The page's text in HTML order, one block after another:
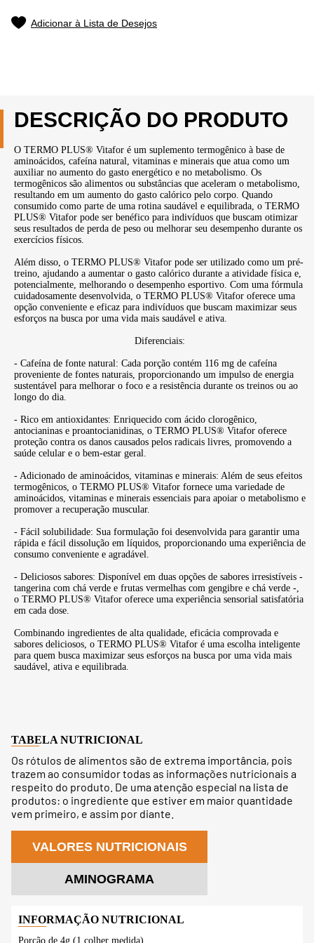
Adicionar à Lista de Desejos
DESCRIÇÃO DO PRODUTO
O TERMO PLUS® Vitafor é um suplemento termogênico à base de
aminoácidos, cafeína natural, vitaminas e minerais que atua como um
auxiliar no aumento do gasto energético e no metabolismo. Os
termogênicos são alimentos ou substâncias que aceleram o metabolismo,
resultando em um aumento do gasto calórico pelo corpo. Quando
consumido como parte de uma rotina saudável e equilibrada, o TERMO
PLUS® Vitafor pode ser benéfico para indivíduos que buscam otimizar
seus resultados de perda de peso ou melhorar seu desempenho durante os
exercícios físicos.
Além disso, o TERMO PLUS® Vitafor pode ser utilizado como um pré-
treino, ajudando a aumentar o gasto calórico durante a atividade física e,
potencialmente, melhorando o desempenho esportivo. Com uma fórmula
cuidadosamente desenvolvida, o TERMO PLUS® Vitafor oferece uma
opção conveniente e eficaz para indivíduos que buscam maximizar seus
esforços na busca por uma vida mais saudável e ativa.
Diferenciais:
- Cafeína de fonte natural: Cada porção contém 116 mg de cafeína
proveniente de fontes naturais, proporcionando um impulso de energia
sustentável para melhorar o foco e a resistência durante os treinos ou ao
longo do dia.
- Rico em antioxidantes: Enriquecido com ácido clorogênico,
antocianinas e proantocianidinas, o TERMO PLUS® Vitafor oferece
proteção contra os danos causados pelos radicais livres, promovendo a
saúde celular e o bem-estar geral.
- Adicionado de aminoácidos, vitaminas e minerais: Além de seus efeitos
termogênicos, o TERMO PLUS® Vitafor fornece uma variedade de
aminoácidos, vitaminas e minerais essenciais para apoiar o metabolismo e
promover a recuperação muscular.
- Fácil solubilidade: Sua formulação foi desenvolvida para garantir uma
rápida e fácil dissolução em líquidos, proporcionando uma experiência de
consumo conveniente e agradável.
- Deliciosos sabores: Disponível em duas opções de sabores irresistíveis -
tangerina com chá verde e frutas vermelhas com gengibre e chá verde -,
o TERMO PLUS® Vitafor oferece uma experiência sensorial satisfatória
em cada dose.
Combinando ingredientes de alta qualidade, eficácia comprovada e
sabores deliciosos, o TERMO PLUS® Vitafor é uma escolha inteligente
para quem busca maximizar seus esforços na busca por uma vida mais
saudável, ativa e equilibrada.
TABELA NUTRICIONAL
Os rótulos de alimentos são de extrema importância, pois
trazem ao consumidor todas as informações nutricionais a
respeito do produto. De uma atenção especial na lista de
produtos: o ingrediente que estiver em maior quantidade
vem primeiro, e assim por diante.
VALORES NUTRICIONAIS
AMINOGRAMA
Porção de 4g (1 colher medida)